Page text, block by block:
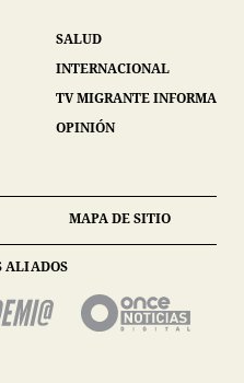
SALUD
INTERNACIONAL
TV MIGRANTE INFORMA
OPINIÓN
MAPA DE SITIO
ALIADOS